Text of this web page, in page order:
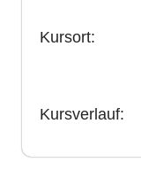
Kursort:
Kursverlauf: